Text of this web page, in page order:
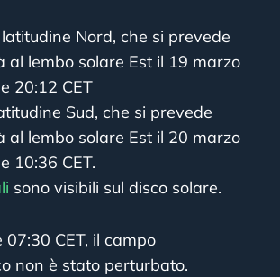
Nord, che si prevede
al lembo solare Est il 19 marzo
20:12 CET
Sud, che si prevede
al lembo solare Est il 20 marzo
10:36 CET.
sono visibili sul disco solare.
07:30 CET, il campo
non è stato perturbato.